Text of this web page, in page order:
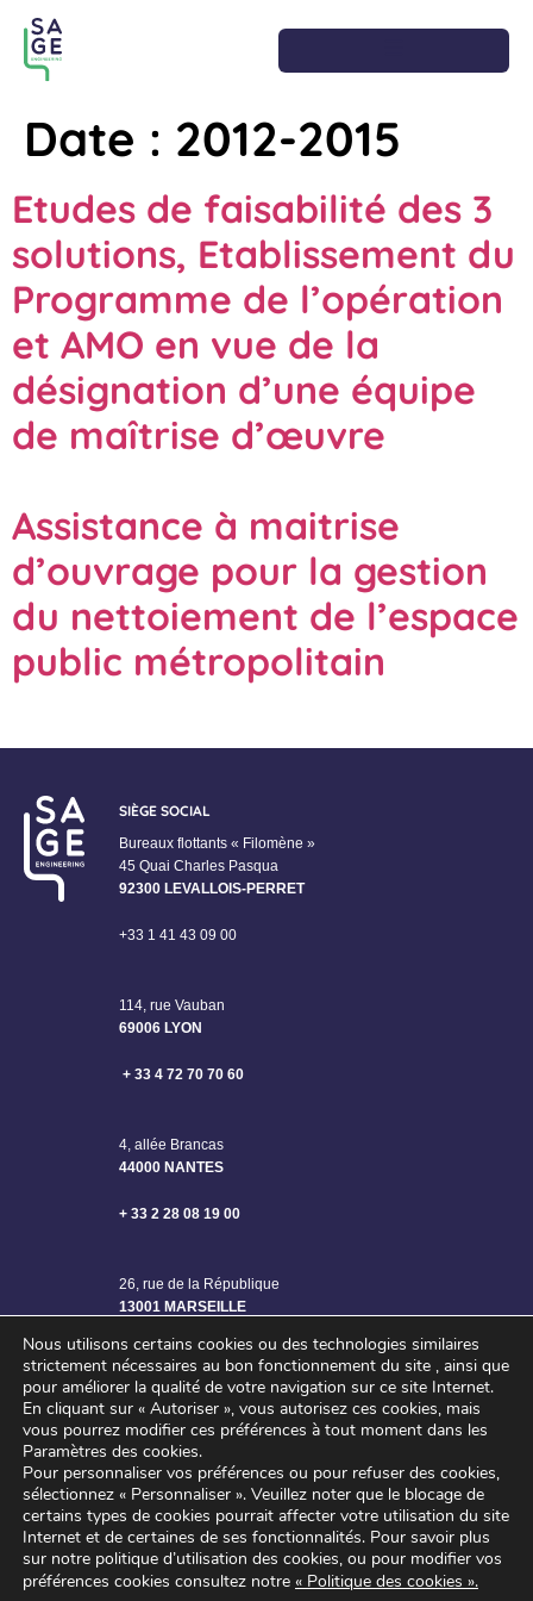
Date : 2012-2015
Etudes de faisabilité des 3
solutions, Etablissement du
Programme de l’opération
et AMO en vue de la
désignation d’une équipe
de maîtrise d’œuvre
Assistance à maitrise
d’ouvrage pour la gestion
du nettoiement de l’espace
public métropolitain
SIÈGE SOCIAL
Bureaux flottants « Filomène »
45 Quai Charles Pasqua
92300 LEVALLOIS-PERRET
+33 1 41 43 09 00
114, rue Vauban
69006 LYON
+ 33 4 72 70 70 60
4, allée Brancas
44000 NANTES
+ 33 2 28 08 19 00
26, rue de la République
13001 MARSEILLE
©2024 SAGE ENGINEERING – Tous droits réservés
Mentions légales–Politique de confidentialité
Nous utilisons certains cookies ou des technologies similaires
strictement nécessaires au bon fonctionnement du site , ainsi que
pour améliorer la qualité de votre navigation sur ce site Internet.
En cliquant sur « Autoriser », vous autorisez ces cookies, mais
vous pourrez modifier ces préférences à tout moment dans les
Paramètres des cookies.
Pour personnaliser vos préférences ou pour refuser des cookies,
sélectionnez « Personnaliser ». Veuillez noter que le blocage de
certains types de cookies pourrait affecter votre utilisation du site
Internet et de certaines de ses fonctionnalités. Pour savoir plus
sur notre politique d’utilisation des cookies, ou pour modifier vos
préférences cookies consultez notre « Politique des cookies ».